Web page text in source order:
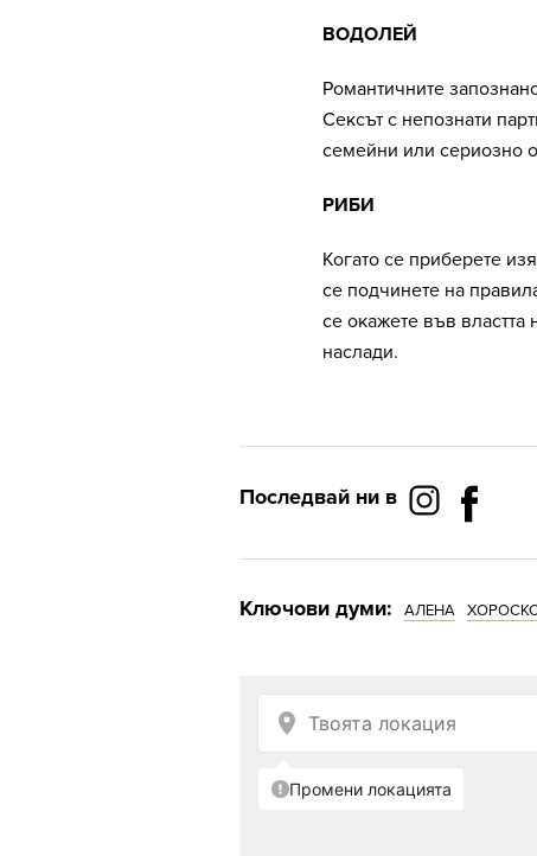
ВОДОЛЕЙ
Романтичните
Сексът с непознати
семейни или сериозно
РИБИ
Когато се приберете
се подчинете на
се окажете във властта
наслади.
Последвай ни в
Ключови думи: АЛЕНА